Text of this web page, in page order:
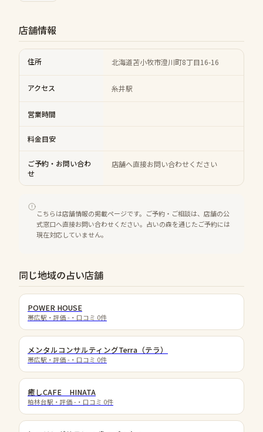
店舗情報
住所 北海道苫小牧市澄川町8丁目16-16
アクセス 糸井駅
営業時間
料金目安
ご予約・お問い合わ
せ
店舗へ直接お問い合わせください
こちらは店舗情報の掲載ページです。ご予約・ご相談は、店舗の公
式窓口へ直接お問い合わせください。占いの森を通じたご予約には
現在対応していません。
同じ地域の占い店舗
POWER HOUSE
帯広駅 ・評価 - ・口コミ 0件
メンタルコンサルティングTerra（テラ）
帯広駅 ・評価 - ・口コミ 0件
癒しCAFE HINATA
柏林台駅 ・評価 - ・口コミ 0件